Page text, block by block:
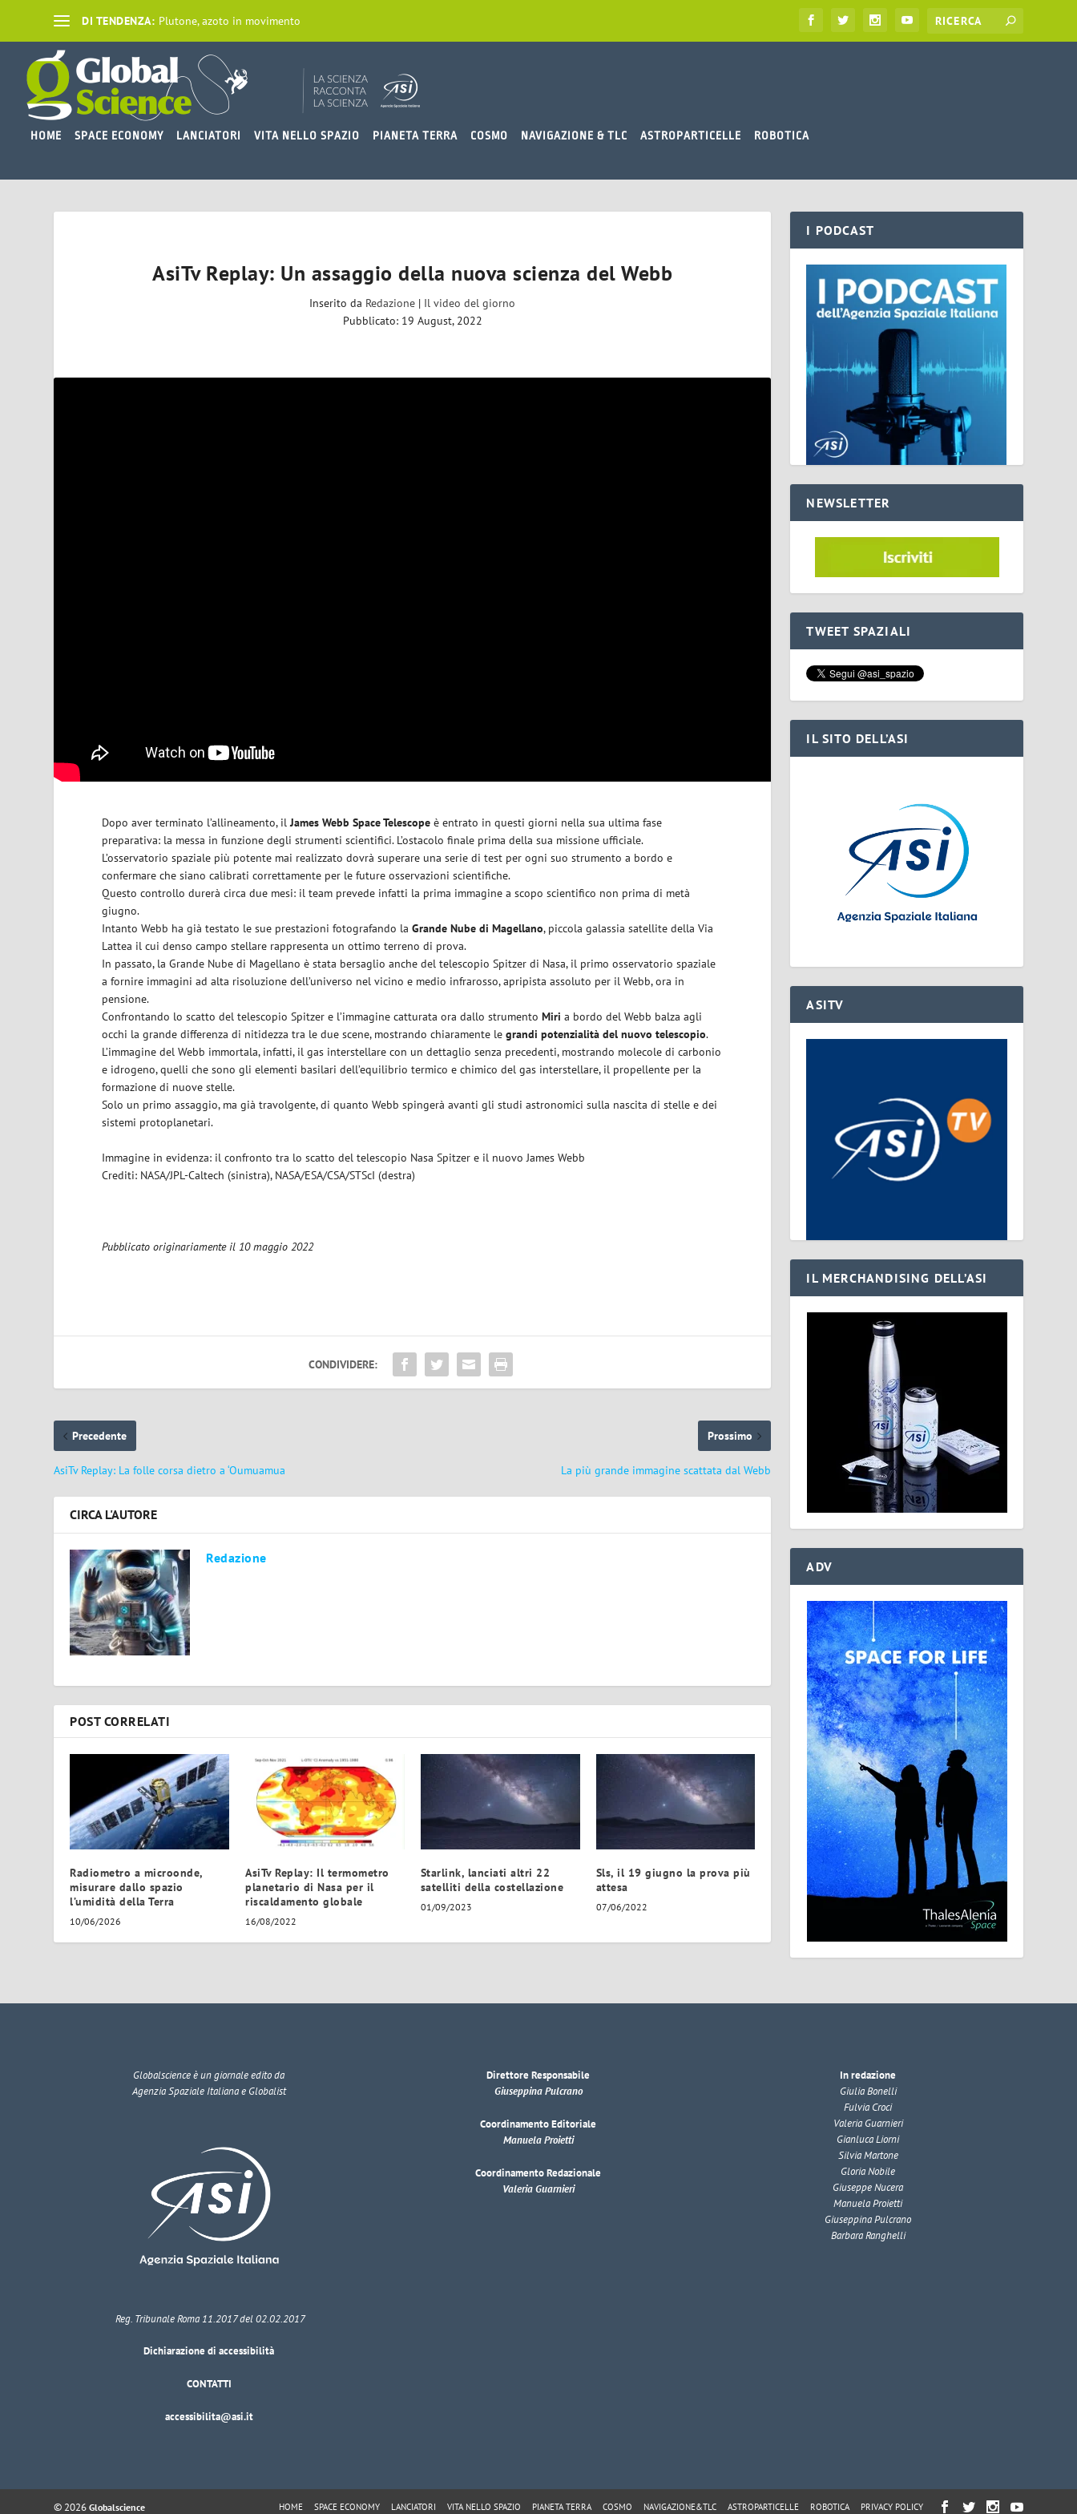
DI TENDENZA: Plutone, azoto in movimento
HOME SPACE ECONOMY LANCIATORI VITA NELLO SPAZIO PIANETA TERRA COSMO NAVIGAZIONE & TLC ASTROPARTICELLE ROBOTICA
AsiTv Replay: Un assaggio della nuova scienza del Webb
Inserito da Redazione | Il video del giorno
Pubblicato: 19 August, 2022
Dopo aver terminato l’allineamento, ilJames Webb Space Telescope è entrato in questi giorni nella sua ultima fase
preparativa: la messa in funzione degli strumenti scientifici. L’ostacolo finale prima della sua missione ufficiale.
L’osservatorio spaziale più potente mai realizzato dovrà superare una serie di test per ogni suo strumento a bordo e
confermare che siano calibrati correttamente per le future osservazioni scientifiche.
Questo controllo durerà circa due mesi: il team prevede infatti la prima immagine a scopo scientifico non prima di metà
giugno.
Intanto Webb ha già testato le sue prestazioni fotografando laGrande Nube di Magellano, piccola galassia satellite della Via
Lattea il cui denso campo stellare rappresenta un ottimo terreno di prova.
In passato, la Grande Nube di Magellano è stata bersaglio anche del telescopio Spitzer di Nasa, il primo osservatorio spaziale
a fornire immagini ad alta risoluzione dell’universo nel vicino e medio infrarosso, apripista assoluto per il Webb, ora in
pensione.
Confrontando lo scatto del telescopio Spitzer e l’immagine catturata ora dallo strumentoMiri a bordo del Webb balza agli
occhi la grande differenza di nitidezza tra le due scene, mostrando chiaramente legrandi potenzialità del nuovo telescopio.
L’immagine del Webb immortala, infatti, il gas interstellare con un dettaglio senza precedenti, mostrando molecole di carbonio
e idrogeno, quelli che sono gli elementi basilari dell’equilibrio termico e chimico del gas interstellare, il propellente per la
formazione di nuove stelle.
Solo un primo assaggio, ma già travolgente, di quanto Webb spingerà avanti gli studi astronomici sulla nascita di stelle e dei
sistemi protoplanetari.
Immagine in evidenza: il confronto tra lo scatto del telescopio Nasa Spitzer e il nuovo James Webb
Crediti: NASA/JPL-Caltech (sinistra), NASA/ESA/CSA/STScI (destra)
Pubblicato originariamente il 10 maggio 2022
CONDIVIDERE:
Precedente
AsiTv Replay: La folle corsa dietro a ‘Oumuamua
Prossimo
La più grande immagine scattata dal Webb
CIRCA L'AUTORE
Redazione
POST CORRELATI
Radiometro a microonde,
misurare dallo spazio
l’umidità della Terra
10/06/2026
AsiTv Replay: Il termometro
planetario di Nasa per il
riscaldamento globale
16/08/2022
Starlink, lanciati altri 22
satelliti della costellazione
01/09/2023
Sls, il 19 giugno la prova più
attesa
07/06/2022
I PODCAST
NEWSLETTER
TWEET SPAZIALI
IL SITO DELL’ASI
ASITV
IL MERCHANDISING DELL’ASI
ADV
Globalscienceè un giornale edito da
Agenzia Spaziale Italiana e Globalist
Reg. Tribunale Roma 11.2017 del 02.02.2017
Dichiarazione di accessibilità
CONTATTI
accessibilita@asi.it
Direttore Responsabile
Giuseppina Pulcrano
Coordinamento Editoriale
Manuela Proietti
Coordinamento Redazionale
Valeria Guarnieri
In redazione
Giulia Bonelli
Fulvia Croci
Valeria Guarnieri
Gianluca Liorni
Silvia Martone
Gloria Nobile
Giuseppe Nucera
Manuela Proietti
Giuseppina Pulcrano
Barbara Ranghelli
© 2026Globalscience HOME SPACE ECONOMY LANCIATORI VITA NELLO SPAZIO PIANETA TERRA COSMO NAVIGAZIONE&TLC ASTROPARTICELLE ROBOTICA PRIVACY POLICY